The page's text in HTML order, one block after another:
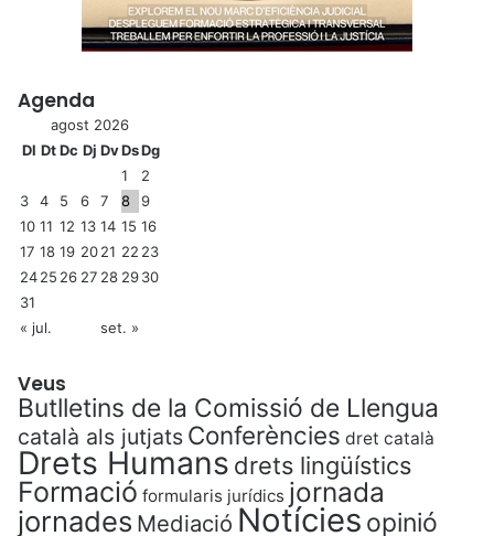
Agenda
agost 2026
Dl DtDc Dj DvDsDg
1
2
3
4 5 6 7 8
9
10 11 12 13 14 15 16
17 18 19 2021 22 23
2425 26 27 28 2930
31
« jul.
set. »
Veus
Butlletins de la Comissió de Llengua
català als jutjats Conferències dret català
Drets Humans drets lingüístics
Formació formularis jurídics jornada
jornades Mediació Notícies opinió